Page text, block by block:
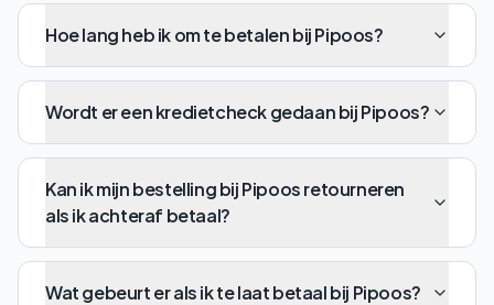
Hoe lang heb ik om te betalen bij Pipoos?
Wordt er een kredietcheck gedaan bij Pipoos?
Kan ik mijn bestelling bij Pipoos retourneren
als ik achteraf betaal?
Wat gebeurt er als ik te laat betaal bij Pipoos?